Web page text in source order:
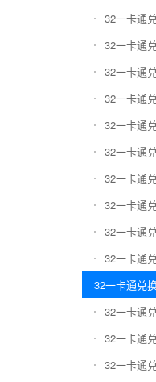
32一卡通
32一卡通
32一卡通
32一卡通
32一卡通
32一卡通
32一卡通
32一卡通
32一卡通
32一卡通
32一卡通兑
32一卡通
32一卡通
32一卡通